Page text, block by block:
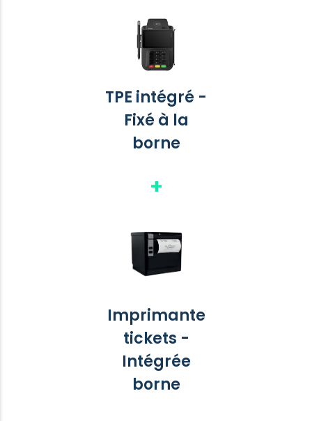
TPE intégré -
Fixé à la
borne
Imprimante
tickets -
Intégrée
borne